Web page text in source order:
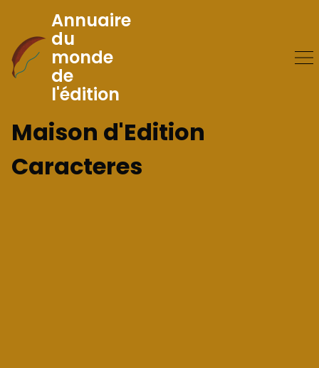
Skip
to
Content
Annuaire
du
monde
de
l'édition
Maison d'Edition
Caracteres